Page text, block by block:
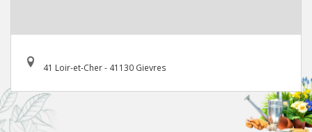
41 Loir-et-Cher - 41130 Gievres